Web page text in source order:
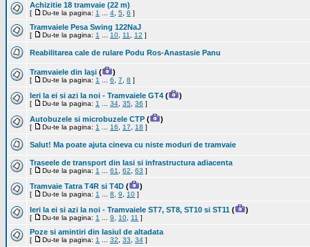
Achizitie 18 tramvaie (22 m)
[ Du-te la pagina: 1 4 5 6 ]
Tramvaiele Pesa Swing 122NaJ
[ Du-te la pagina: 1 10 11 12 ]
Reabilitarea cale de rulare Podu Ros-Anastasie Panu
Tramvaiele din Iaşi ( )
[ Du-te la pagina: 1 6 7 8 ]
Ieri la ei si azi la noi - Tramvaiele GT4 ( )
[ Du-te la pagina: 1 34 35 36 ]
Autobuzele si microbuzele CTP ( )
[ Du-te la pagina: 1 16 17 18 ]
Salut! Ma poate ajuta cineva cu niste moduri de tramvaie
Traseele de transport din Iasi si infrastructura adiacenta
[ Du-te la pagina: 1 61 62 63 ]
Tramvaie Tatra T4R si T4D ( )
[ Du-te la pagina: 1 8 9 10 ]
Ieri la ei si azi la noi - Tramvaiele ST7, ST8, ST10 si ST11 ( )
[ Du-te la pagina: 1 9 10 11 ]
Poze si amintiri din Iasiul de altadata
[ Du-te la pagina: 1 32 33 34 ]